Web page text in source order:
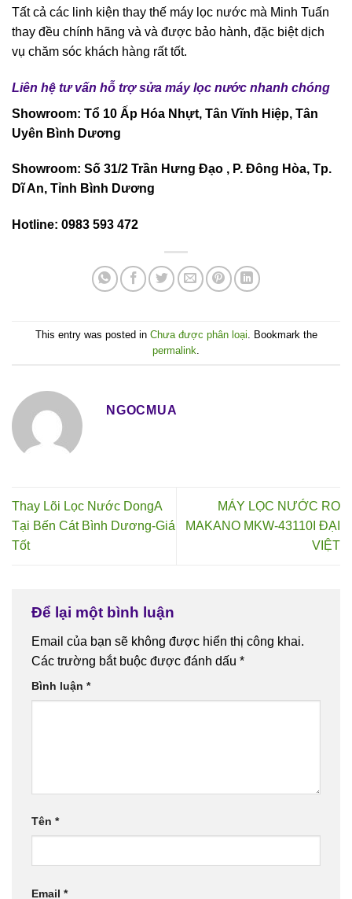
Tất cả các linh kiện thay thế máy lọc nước mà Minh Tuấn
thay đều chính hãng và và được bảo hành, đặc biệt dịch
vụ chăm sóc khách hàng rất tốt.
Liên hệ tư vấn hỗ trợ sửa máy lọc nước nhanh chóng
Showroom: Tổ 10 Ấp Hóa Nhựt, Tân Vĩnh Hiệp, Tân
Uyên Bình Dương
Showroom: Số 31/2 Trần Hưng Đạo , P. Đông Hòa, Tp.
Dĩ An, Tỉnh Bình Dương
Hotline: 0983 593 472
This entry was posted in Chưa được phân loại . Bookmark the
permalink
NGOCMUA
Thay Lõi Lọc Nước DongA
Tại Bến Cát Bình Dương-Giá
Tốt
MÁY LỌC NƯỚC RO
MAKANO MKW-43110I ĐẠI
VIỆT
Để lại một bình luận
Email của bạn sẽ không được hiển thị công khai.
Các trường bắt buộc được đánh dấu *
Bình luận *
Tên *
Email *